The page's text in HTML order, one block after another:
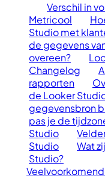
Verschil in
Metricool
Studio met
de gegevens
overeen?
Changelog
rapporten
de Looker
gegevensbron
pas je de
Studio
Studio
Wat
Studio?